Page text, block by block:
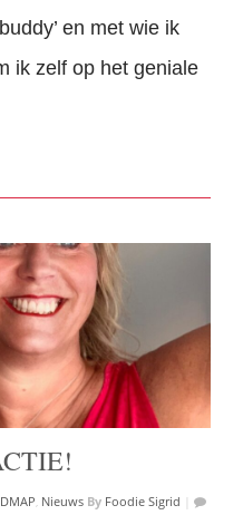
en met wie ik
ik zelf op het geniale
, Nieuws By Foodie Sigrid